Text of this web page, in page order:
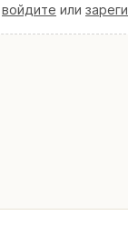
войдите или